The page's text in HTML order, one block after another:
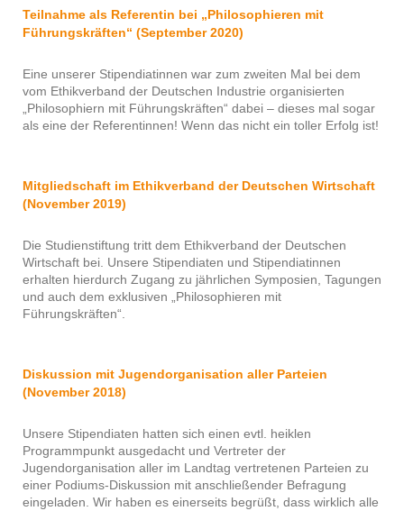
Teilnahme als Referentin bei „Philosophieren mit
Führungskräften“ (September 2020)
Eine unserer Stipendiatinnen war zum zweiten Mal bei dem
vom Ethikverband der Deutschen Industrie organisierten
„Philosophiern mit Führungskräften“ dabei – dieses mal sogar
als eine der Referentinnen! Wenn das nicht ein toller Erfolg ist!
Mitgliedschaft im Ethikverband der Deutschen Wirtschaft
(November 2019)
Die Studienstiftung tritt dem Ethikverband der Deutschen
Wirtschaft bei. Unsere Stipendiaten und Stipendiatinnen
erhalten hierdurch Zugang zu jährlichen Symposien, Tagungen
und auch dem exklusiven „Philosophieren mit
Führungskräften“.
Diskussion mit Jugendorganisation aller Parteien
(November 2018)
Unsere Stipendiaten hatten sich einen evtl. heiklen
Programmpunkt ausgedacht und Vertreter der
Jugendorganisation aller im Landtag vertretenen Parteien zu
einer Podiums-Diskussion mit anschließender Befragung
eingeladen. Wir haben es einerseits begrüßt, dass wirklich alle